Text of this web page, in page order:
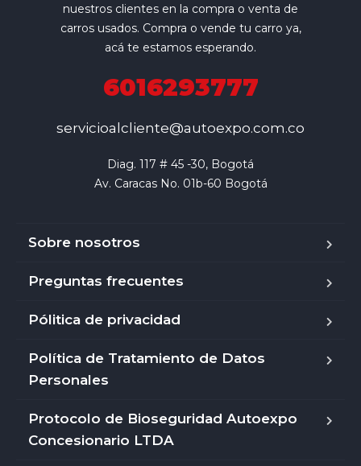
nuestros clientes en la compra o venta de
carros usados. Compra o vende tu carro ya,
acá te estamos esperando.
6016293777
servicioalcliente@autoexpo.com.co
Diag. 117 # 45 -30, Bogotá
Av. Caracas No. 01b-60 Bogotá
Sobre nosotros
Preguntas frecuentes
Pólitica de privacidad
Política de Tratamiento de Datos
Personales
Protocolo de Bioseguridad Autoexpo
Concesionario LTDA